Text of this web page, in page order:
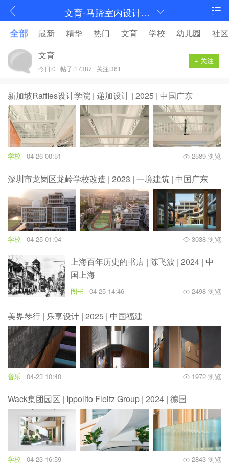
文育-马蹄室内设计论坛-序赞网
全部 最新 精华 热门 文育 学校 幼儿园
社区
文育
今日:0 帖子:17387 关注:361
+ 关注
新加坡Raffles设计学院 | 递加设计 | 2025 | 中国广东
学校 04-26 00:51 2589 浏览
深圳市龙岗区龙岭学校改造 | 2023 | 一境建筑 | 中国广东
学校 04-25 01:04 3038 浏览
上海百年历史的书店 | 陈飞波 | 2024 | 中
国上海
图书 04-25 14:46 2498 浏览
美界琴行 | 乐享设计 | 2025 | 中国福建
音乐 04-23 10:40 1972 浏览
Wack集团园区 | Ippolito Fleitz Group | 2024 | 德国
学校 04-23 16:59 2843 浏览